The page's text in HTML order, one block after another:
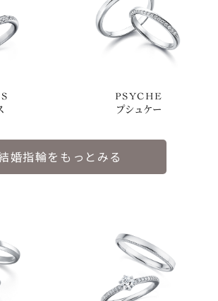
PSYCHE
プシュケー
婚指輪をもっとみる